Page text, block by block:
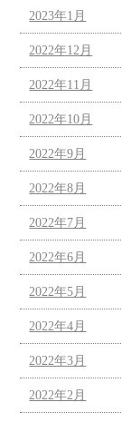
2023年1月
2022年12月
2022年11月
2022年10月
2022年9月
2022年8月
2022年7月
2022年6月
2022年5月
2022年4月
2022年3月
2022年2月